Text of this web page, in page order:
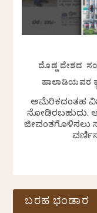
ದೊಡ್ಡ ದೇಶದ
ಹಾಲಾಡಿಯವರ
ಅಮೆರಿಕದಂತಹ
ನೋಡಿರಬಹುದು.
ಜೀವಂತಗೊಳಿಸಲು
ಬರಹ ಭಂಡಾರ